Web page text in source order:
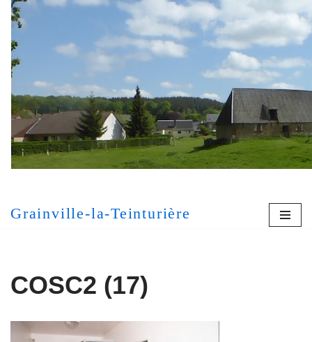
Aller
au
contenu
Grainville-la-Teinturière
COSC2 (17)